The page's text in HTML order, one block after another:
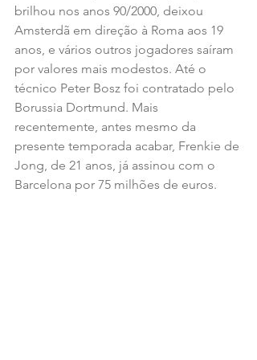
brilhou nos anos 90/2000, deixou
Amsterdã em direção à Roma aos 19
anos, e vários outros jogadores saíram
por valores mais modestos. Até o
técnico Peter Bosz foi contratado pelo
Borussia Dortmund. Mais
recentemente, antes mesmo da
presente temporada acabar, Frenkie de
Jong, de 21 anos, já assinou com o
Barcelona por 75 milhões de euros.